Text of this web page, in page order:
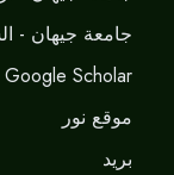
جامعة جيهان -
Google Scholar
موقع نور
برید